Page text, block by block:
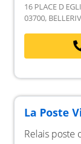
16 PLACE D
03700,
La Poste
Relais poste